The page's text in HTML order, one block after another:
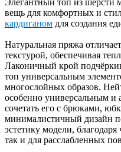
вещь для комфортных и
кардиганом для создания
Натуральная пряжа
текстурой, обеспечивая
Лаконичный крой
топ универсальным
многослойных образов.
особенно универсальным и
сочетать его с брюками,
минималистичный дизайн
эстетику модели,
так и для расслабленных